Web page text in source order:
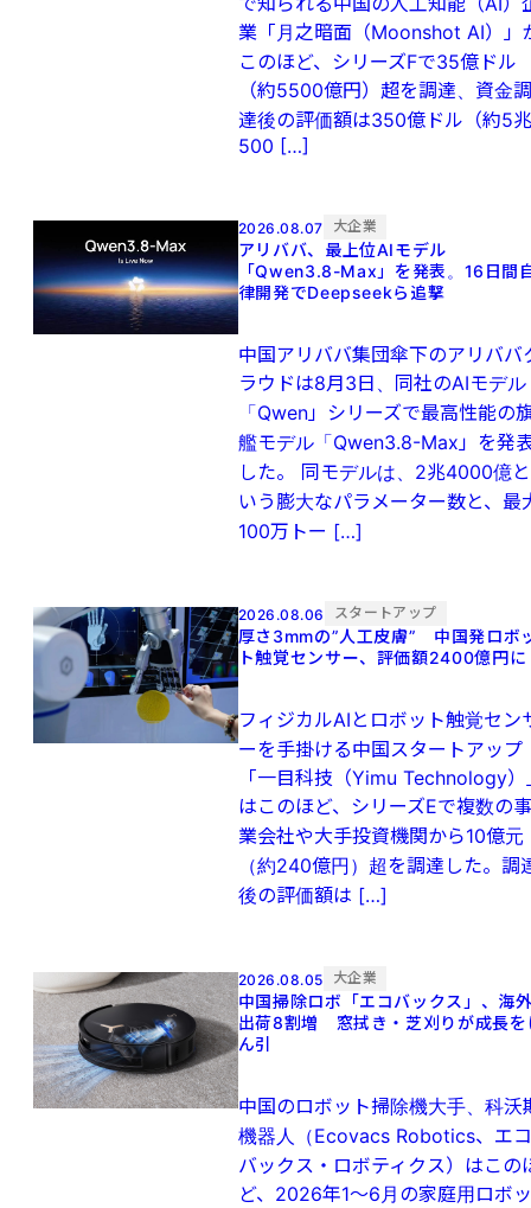
業「月之暗面（Moonshot AI）」
このほど、シリーズFで35億ドル
（約5500億円）超を調達、資金調
達後の評価額は350億ドル（約5兆
500 […]
2026.08.07 大企業
アリババ、最上位AIモデル
「Qwen3.8-Max」を発表。16日間
律開発でDeepseekら追撃
中国アリババ集団傘下のアリババ
ラウドは8月3日、同社のAIモデル
「Qwen」シリーズで最高性能の
艦モデル「Qwen3.8-Max」を発
した。 同モデルは、2兆4000億と
いう膨大なパラメーター数と、最
100万トー […]
2026.08.06 スタートアップ
厚さ3mmの”人工皮膚” 中国発ロボ
ト触覚センサー、評価額2400億円に
フィジカルAIとロボット触覚セン
ーを手掛ける中国スタートアップ
「一目科技（Yimu Technology）
はこのほど、シリーズEで複数の事
業会社や大手投資機関から10億元
（約240億円）超を調達した。調
後の評価額は […]
2026.08.05 大企業
中国掃除ロボ「エコバックス」、海
出荷8割増 窓拭き・芝刈りが成長を
ん引
中国のロボット掃除機大手、科沃
機器人（Ecovacs Robotics、エコ
バックス・ロボティクス）はこの
ど、2026年1～6月の家庭用ロボッ